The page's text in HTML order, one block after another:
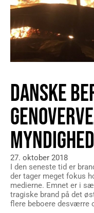
DANSKE
27. oktober 2018
I den seneste tid er
der tager meget fokus
medierne. Emnet er i
tragiske brand på det
flere beboere desværre